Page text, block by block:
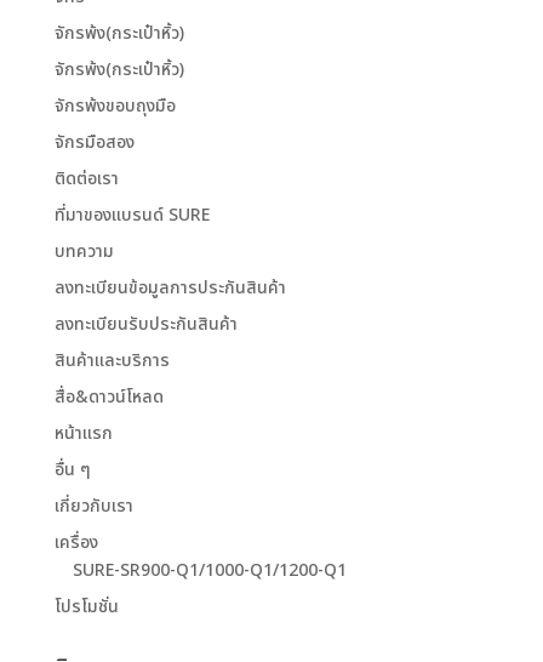
จักรพ้ง(กระเป๋าหิ้ว)
จักรพ้ง(กระเป๋าหิ้ว)
จักรพ้งขอบถุงมือ
จักรมือสอง
ติดต่อเรา
ที่มาของแบรนด์ SURE
บทความ
ลงทะเบียนข้อมูลการประกันสินค้า
ลงทะเบียนรับประกันสินค้า
สินค้าและบริการ
สื่อ&ดาวน์โหลด
หน้าแรก
อื่น ๆ
เกี่ยวกับเรา
เครื่อง
SURE-SR900-Q1/1000-Q1/1200-Q1
โปรโมชั่น